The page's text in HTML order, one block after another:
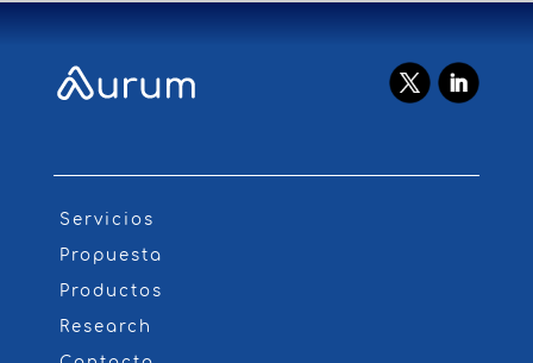
Servicios
Propuesta
Productos
Research